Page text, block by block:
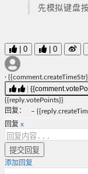
先模拟键盘
| 0 | 0
·
|
{{reply.votePoints}}
回复 ： –
回复 x
提交回复
添加回复